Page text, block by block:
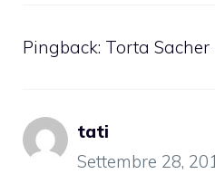
Pingback: Torta
tati
Settembre 28,